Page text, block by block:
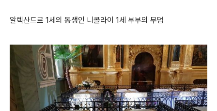
알렉산드르 1세의 동생인 니콜라이 1세 부부의 무덤